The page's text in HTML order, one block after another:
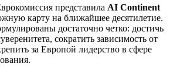
представила AI Continent
карту на ближайшее десятилетие.
достаточно четко: достичь
сократить зависимость от
за Европой лидерство в сфере